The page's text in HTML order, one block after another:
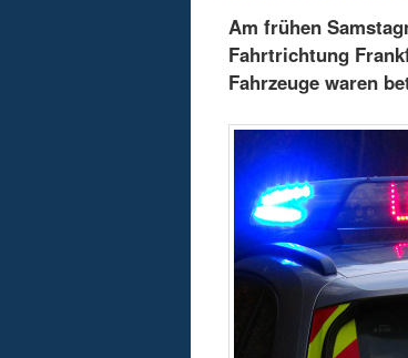
Am frühen
Fahrtrichtung
Fahrzeuge waren